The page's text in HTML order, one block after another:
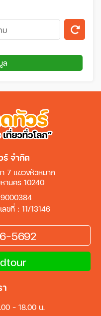
ล
จำกัด
7 แขวงหัวหมาก
านคร 10240
ขที่ : 11/13146
5692
- 18.00 น.